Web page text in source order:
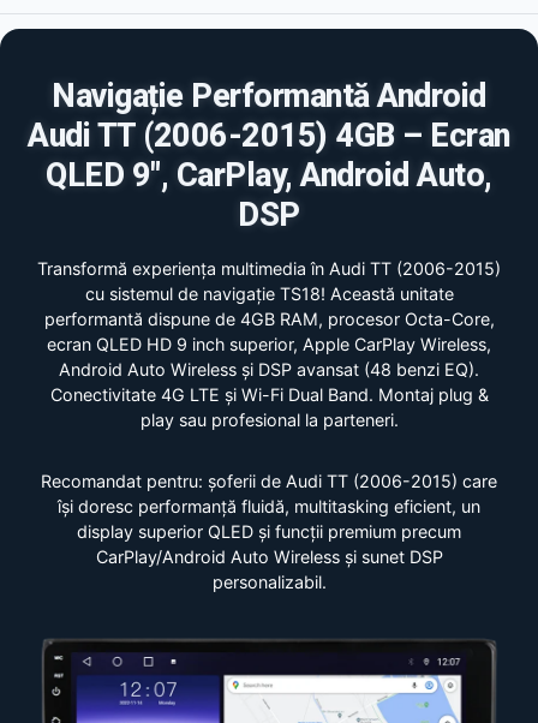
Navigație Performantă Android
Audi TT (2006-2015) 4GB – Ecran
QLED 9", CarPlay, Android Auto,
DSP
Transformă experiența multimedia în Audi TT (2006-2015)
cu sistemul de navigație TS18! Această unitate
performantă dispune de 4GB RAM, procesor Octa-Core,
ecran QLED HD 9 inch superior, Apple CarPlay Wireless,
Android Auto Wireless și DSP avansat (48 benzi EQ).
Conectivitate 4G LTE și Wi-Fi Dual Band. Montaj plug &
play sau profesional la parteneri.
Recomandat pentru: șoferii de Audi TT (2006-2015) care
își doresc performanță fluidă, multitasking eficient, un
display superior QLED și funcții premium precum
CarPlay/Android Auto Wireless și sunet DSP
personalizabil.